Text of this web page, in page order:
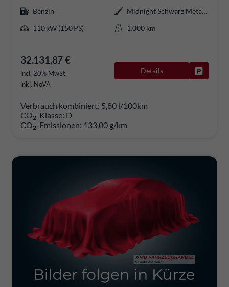
Benzin
Midnight Schwarz Metallic
110 kW (150 PS)
1.000 km
32.131,87 €
incl. 20% MwSt.
inkl. NoVA
Details
Verbrauch kombiniert: 5,80 l/100km
CO2-Klasse: D
CO2-Emissionen: 133,00 g/km